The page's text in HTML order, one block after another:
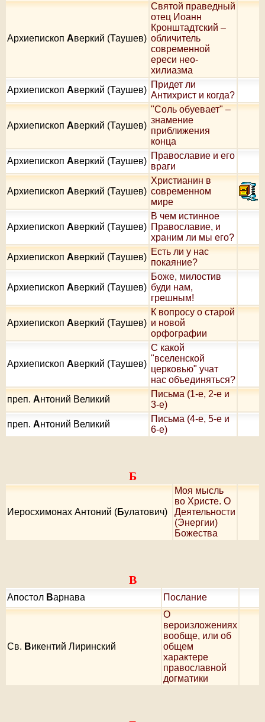
Архиепископ Аверкий (Таушев)
Святой праведный
отец Иоанн
Кронштадтский –
обличитель
современной
ереси нео-
хилиазма
Архиепископ Аверкий (Таушев)
Придет ли
Антихрист и когда?
Архиепископ Аверкий (Таушев)
"Соль обуевает" –
знамение
приближения
конца
Архиепископ Аверкий (Таушев)
Православие и его
враги
Архиепископ Аверкий (Таушев)
Христианин в
современном
мире
Архиепископ Аверкий (Таушев)
В чем истинное
Православие, и
храним ли мы его?
Архиепископ Аверкий (Таушев)
Есть ли у нас
покаяние?
Архиепископ Аверкий (Таушев)
Боже, милостив
буди нам,
грешным!
Архиепископ Аверкий (Таушев)
К вопросу о старой
и новой
орфографии
Архиепископ Аверкий (Таушев)
С какой
"вселенской
церковью" учат
нас объединяться?
преп. Антоний Великий
Письма (1-е, 2-е и
3-е)
преп. Антоний Великий
Письма (4-е, 5-е и
6-е)
Б
Иеросхимонах Антоний (Булатович)
Моя мысль
во Христе. О
Деятельности
(Энергии)
Божества
В
Апостол Варнава Послание
Cв. Викентий Лиринский
О
вероизложениях
вообще, или об
общем
характере
православной
догматики